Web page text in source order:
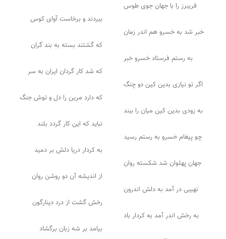
فریبرز را با جهان جوی طوس
ببردند و برخاست آوای کوس
خبر شد به خسرو هم اندر زمان
که گشتند بسته به بند گران
به رستم فرستاد خسرو خبر
که شد کار گردان ایران به سر
اگر تو نیازی بدین کین دو چنگ
که دارد مرین را دل و توش جنگ
به زودی بدین کین میان را ببند
نباید که این کار گردد بلند
چو پیغام خسرو به رستم رسید
به کردار دریا دلش بر دمید
جهان پهلوان شد شکسته روان
از اندیشه آن دو روشن روان
نهیبی در آمد به دلش اندرون
رخش گشت از درد دینارگون
به رخش اندر آمد به کردار باد
بیامد بر شه زبان برگشاد